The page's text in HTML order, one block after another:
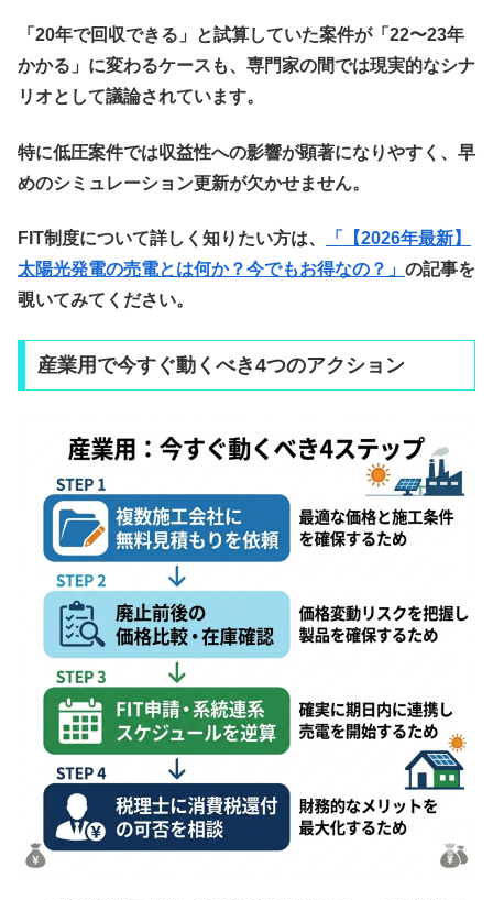
「20年で回収できる」と試算していた案件が「22〜23年
かかる」に変わるケースも、専門家の間では現実的なシナ
リオとして議論されています。
特に低圧案件では収益性への影響が顕著になりやすく、早
めのシミュレーション更新が欠かせません。
FIT制度について詳しく知りたい方は、
「【2026年最新】
太陽光発電の売電とは何か？今でもお得なの？」 の記事を
覗いてみてください。
産業用で今すぐ動くべき4つのアクション